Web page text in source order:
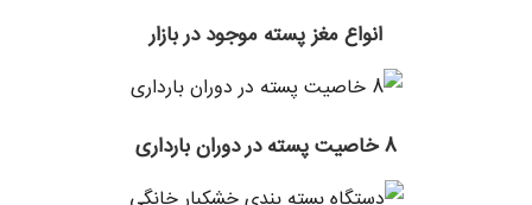
انواع مغز پسته موجود در بازار
8 خاصیت پسته در دوران بارداری